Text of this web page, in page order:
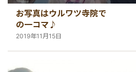
お写真はウルワツ寺院で
の一コマ♪
2019年11月15日